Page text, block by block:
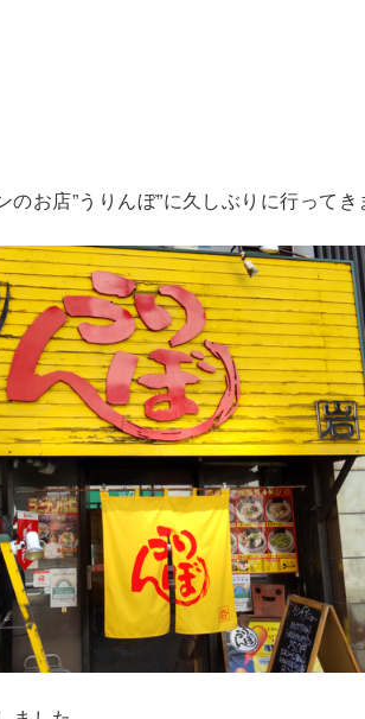
お店”うりんぼ”に久しぶりに行って